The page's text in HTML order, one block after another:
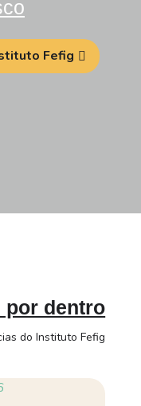
Fefig
por dentro
do Instituto Fefig